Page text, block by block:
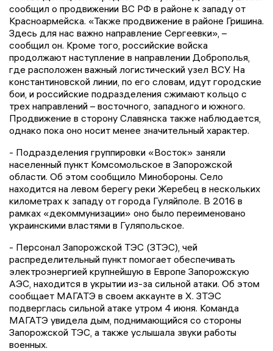
сообщил о продвижении ВС РФ в районе к западу от
Красноармейска. «Также продвижение в районе Гришина.
Здесь для нас важно направление Сергеевки», –
сообщил он. Кроме того, российские войска
продолжают наступление в направлении Доброполья,
где расположен важный логистический узел ВСУ. На
константиновской линии, по его словам, идут городские
бои, и российские подразделения сжимают кольцо с
трех направлений – восточного, западного и южного.
Продвижение в сторону Славянска также наблюдается,
однако пока оно носит менее значительный характер.
- Подразделения группировки «Восток» заняли
населенный пункт Комсомольское в Запорожской
области. Об этом сообщило Минобороны. Село
находится на левом берегу реки Жеребец в нескольких
километрах к западу от города Гуляйполе. В 2016 в
рамках «декоммунизации» оно было переименовано
украинскими властями в Гуляпольское.
- Персонал Запорожской ТЭС (ЗТЭС), чей
распределительный пункт помогает обеспечивать
электроэнергией крупнейшую в Европе Запорожскую
АЭС, находится в укрытии из-за сильной атаки. Об этом
сообщает МАГАТЭ в своем аккаунте в Х. ЗТЭС
подверглась сильной атаке утром 4 июня. Команда
МАГАТЭ увидела дым, поднимающийся со стороны
Запорожской ТЭС, а также услышала звуки работы
военных.